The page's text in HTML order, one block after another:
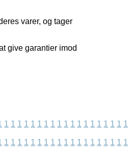
varer, og tager
give garantier imod
1 1 1 1 1 1 1 1 1 1 1 1 1 1 1 1 1 1 1
1 1 1 1 1 1 1 1 1 1 1 1 1 1 1 1 1 1 1